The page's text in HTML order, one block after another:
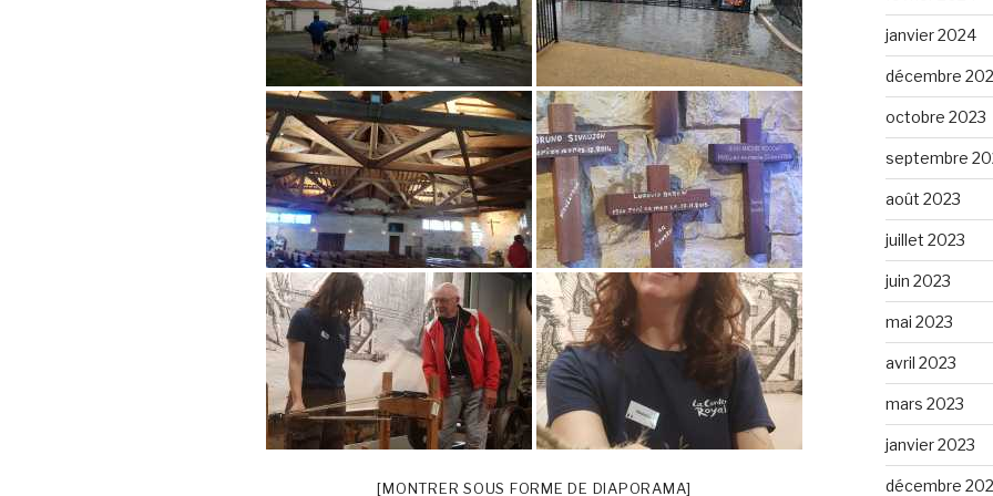
[MONTRER SOUS FORME DE DIAPORAMA]
janvier 2024
décembre
octobre 2023
septembre
août 2023
juillet 2023
juin 2023
mai 2023
avril 2023
mars 2023
janvier 2023
décembre